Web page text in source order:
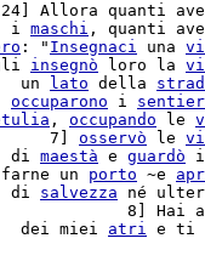
Allora quanti
i maschi , quanti
: " Insegnaci una
insegnò loro la
un lato della
occuparono i
, occupando le
7] osservò le
di maestà e guardò
un porto ~e
di salvezza né
8] Hai
miei atri e ti